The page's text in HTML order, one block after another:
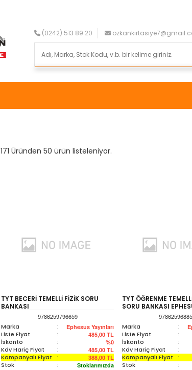
(0242) 513 89 20
171 Üründen 50 ürün listeleniyor.
TYT BECERİ TEMELLİ FİZİK SORU
BANKASI
9786259796659
Marka
: Ephesus Yayınları
Liste Fiyat : 485,00 TL
İskonto : %0
Kdv Hariç Fiyat : 485,00 TL
Kampanyalı Fiyat : 388,00 TL
Stok : Stoklarımızda
TYT ÖĞRENME
SORU BANKASI
Marka
:
Liste Fiyat :
İskonto :
Kdv Hariç Fiyat :
Kampanyalı Fiyat :
Stok :